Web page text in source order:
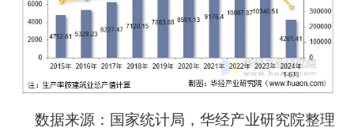
数据来源：国家统计局，华经产业研究院整理